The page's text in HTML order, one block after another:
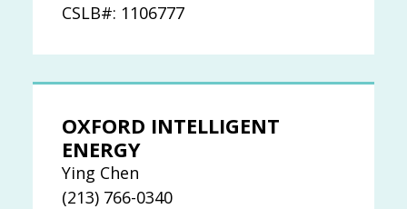
CSLB#: 1106777
OXFORD INTELLIGENT
ENERGY
Ying Chen
(213) 766-0340